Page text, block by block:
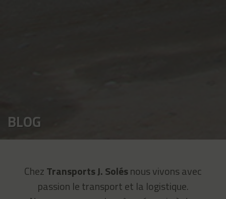
BLOG
ChezTransports J. Solésnous vivons avec
passion le transport et la logistique.